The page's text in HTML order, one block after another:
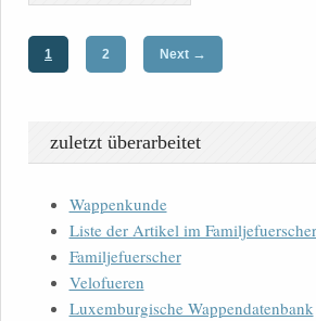
1 2 Next →
zuletzt überarbeitet
Wappenkunde
Liste der Artikel im Familjefuerscher
Familjefuerscher
Velofueren
Luxemburgische Wappendatenbank